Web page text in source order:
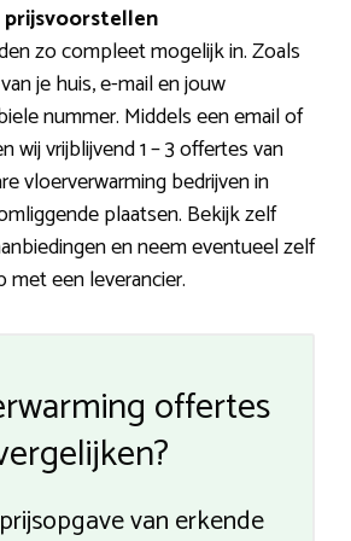
prijsvoorstellen
zo compleet mogelijk in. Zoals
je huis, e-mail en jouw
nummer. Middels een email of
wij vrijblijvend 1 – 3 offertes van
vloerverwarming bedrijven in
plaatsen. Bekijk zelf
en neem eventueel zelf
een leverancier.
offertes
van erkende